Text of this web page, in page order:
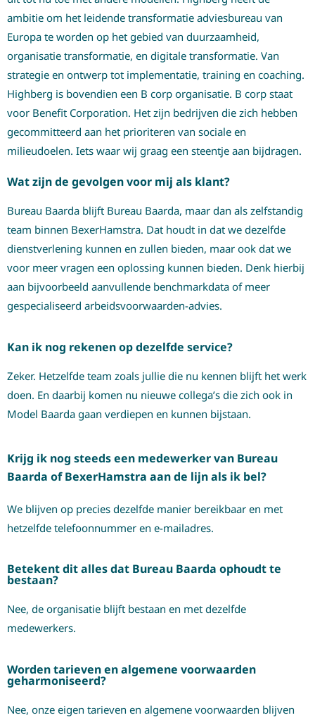
ambitie om het leidende transformatie adviesbureau van
Europa te worden op het gebied van duurzaamheid,
organisatie transformatie, en digitale transformatie. Van
strategie en ontwerp tot implementatie, training en coaching.
Highberg is bovendien een B corp organisatie. B corp staat
voor Benefit Corporation. Het zijn bedrijven die zich hebben
gecommitteerd aan het prioriteren van sociale en
milieudoelen. Iets waar wij graag een steentje aan bijdragen.
Wat zijn de gevolgen voor mij als klant?
Bureau Baarda blijft Bureau Baarda, maar dan als zelfstandig
team binnen BexerHamstra. Dat houdt in dat we dezelfde
dienstverlening kunnen en zullen bieden, maar ook dat we
voor meer vragen een oplossing kunnen bieden. Denk hierbij
aan bijvoorbeeld aanvullende benchmarkdata of meer
gespecialiseerd arbeidsvoorwaarden-advies.
Kan ik nog rekenen op dezelfde service?
Zeker. Hetzelfde team zoals jullie die nu kennen blijft het werk
doen. En daarbij komen nu nieuwe collega’s die zich ook in
Model Baarda gaan verdiepen en kunnen bijstaan.
Krijg ik nog steeds een medewerker van Bureau
Baarda of BexerHamstra aan de lijn als ik bel?
We blijven op precies dezelfde manier bereikbaar en met
hetzelfde telefoonnummer en e-mailadres.
Betekent dit alles dat Bureau Baarda ophoudt te
bestaan?
Nee, de organisatie blijft bestaan en met dezelfde
medewerkers.
Worden tarieven en algemene voorwaarden
geharmoniseerd?
Nee, onze eigen tarieven en algemene voorwaarden blijven